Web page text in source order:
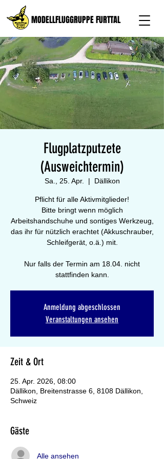
MODELLFLUGGRUPPE FURTTAL
Flugplatzputzete
(Ausweichtermin)
Sa., 25. Apr.
  |
Dällikon
Pflicht für alle Aktivmitglieder!
Bitte bringt wenn möglich
Arbeitshandschuhe und sontiges Werkzeug,
das ihr für nützlich erachtet (Akkuschrauber,
Schleifgerät, o.ä.) mit.
Nur falls der Termin am 18.04. nicht
stattfinden kann.
Anmeldung abgeschlossen
Veranstaltungen ansehen
Zeit & Ort
25. Apr. 2026, 08:00
Dällikon, Breitenstrasse 6, 8108 Dällikon,
Schweiz
Gäste
Alle ansehen